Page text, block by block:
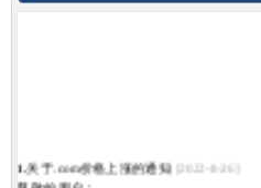
1.关于.com价格上涨的通知 [2022-8-26]
尊敬的用户：